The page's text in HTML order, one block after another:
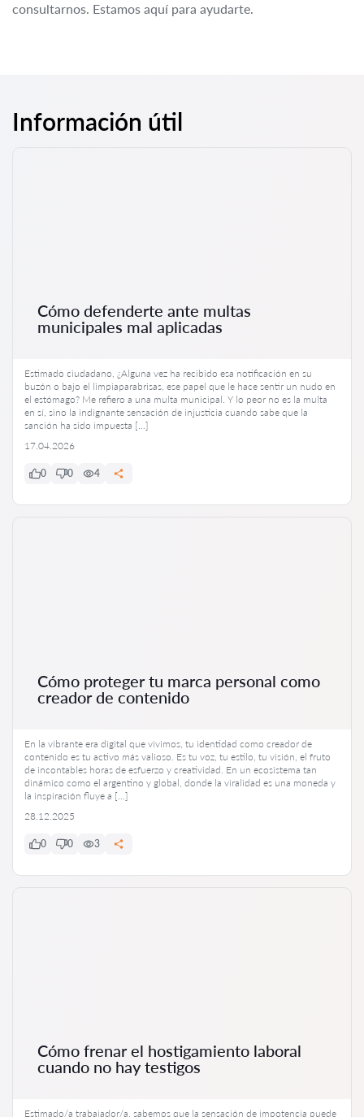
consultarnos. Estamos aquí para ayudarte.
Información útil
Cómo defenderte ante multas
municipales mal aplicadas
Estimado ciudadano, ¿Alguna vez ha recibido esa notificación en su
buzón o bajo el limpiaparabrisas, ese papel que le hace sentir un nudo en
el estómago? Me refiero a una multa municipal. Y lo peor no es la multa
en sí, sino la indignante sensación de injusticia cuando sabe que la
sanción ha sido impuesta […]
17.04.2026
0 0 4
Cómo proteger tu marca personal como
creador de contenido
En la vibrante era digital que vivimos, tu identidad como creador de
contenido es tu activo más valioso. Es tu voz, tu estilo, tu visión, el fruto
de incontables horas de esfuerzo y creatividad. En un ecosistema tan
dinámico como el argentino y global, donde la viralidad es una moneda y
la inspiración fluye a […]
28.12.2025
0 0 3
Cómo frenar el hostigamiento laboral
cuando no hay testigos
Estimado/a trabajador/a, sabemos que la sensación de impotencia puede